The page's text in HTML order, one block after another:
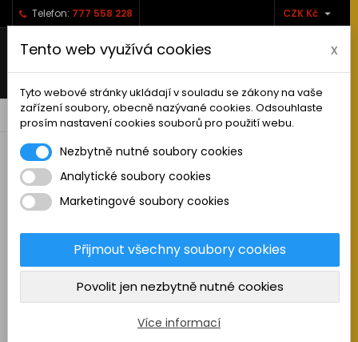
Telefon: 777 558 228 CZK Kč 
   shopping_cart0
RC AUTA
KAMIONY A NÁKLADNÍ AUTA
MAKETOVÉ DOPLŇKY
STAVEBNÍ STROJE
Tento web využívá cookies x
Tyto webové stránky ukládají v souladu se zákony na vaše
zařízení soubory, obecně nazývané cookies. Odsouhlaste
prosím nastavení cookies souborů pro použití webu.
Nezbytně nutné soubory cookies
Analytické soubory cookies
Marketingové soubory cookies
Přijmout všechny soubory cookies
Povolit jen nezbytně nutné cookies
Více informací